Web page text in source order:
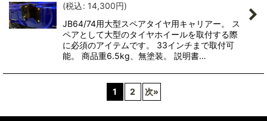
(税込: 14,300円)
JB64/74用大型スペアタイヤ用キャリアー。 ス
ペアとして大型のタイヤホイールを取付する際
に必須のアイテムです。 33インチまで取付可
能。 商品重6.5kg、無塗装。 説明書…
1 2 次»